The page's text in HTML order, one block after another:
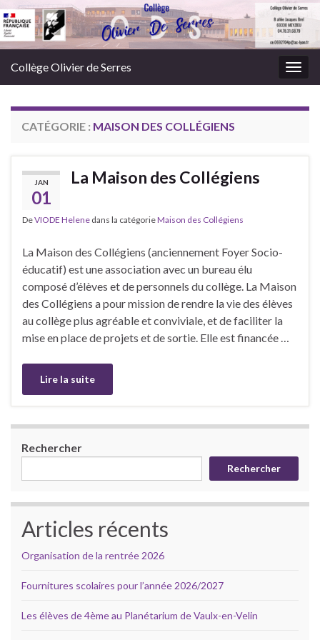
Collège Olivier de Serres
CATÉGORIE : MAISON DES COLLÉGIENS
JAN
01
La Maison des Collégiens
DeVIODE Helene dans la catégorieMaison des Collégiens
La Maison des Collégiens (anciennement Foyer Socio-
éducatif) est une association avec un bureau élu
composé d’élèves et de personnels du collège. La Maison
des Collégiens a pour mission de rendre la vie des élèves
au collège plus agréable et conviviale, et de faciliter la
mise en place de projets et de sortie. Elle est financée …
Lire la suite
Rechercher
Rechercher
Articles récents
Organisation de la rentrée 2026
Fournitures scolaires pour l’année 2026/2027
Les élèves de 4ème au Planétarium de Vaulx-en-Velin
Panneau de gestion des cookies